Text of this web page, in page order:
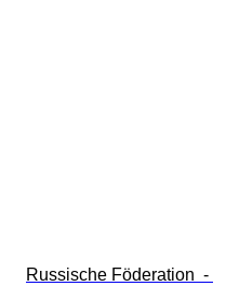
Russische Föderation  -